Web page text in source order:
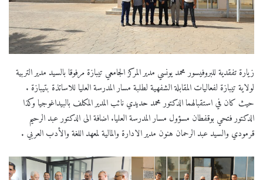
زيارة تفقدية للبروفيسور محمد يونسي مدير المركز الجامعي تيبازة مرفوقا بالسيد مدير التربية
لولاية تيبازة لفعاليات المقابلة الشفهية لطلبة مسار المدرسة العليا للاساتذة بتيبازة .
حيث كان في استقبالهما الدكتور محمد حديدي نائب المدير المكلف بالبيداغوجيا وكذا
الدكتور فتحي بوقفطان مسؤول مسار المدرسة العليا. اضافة الى الدكتور عبد الرحيم
قرمودي والسيد عبد الرحمان هنون مدير الادارة والمالية لمعهد اللغة والأدب العربي .